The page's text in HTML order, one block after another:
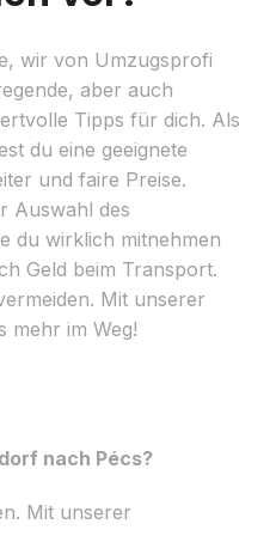
wir von Umzugsprofi
aber auch
Tipps für dich. Als
du eine geeignete
und faire Preise.
Auswahl des
du wirklich mitnehmen
Geld beim Transport.
Mit unserer
mehr im Weg!
nach Pécs?
Mit unserer